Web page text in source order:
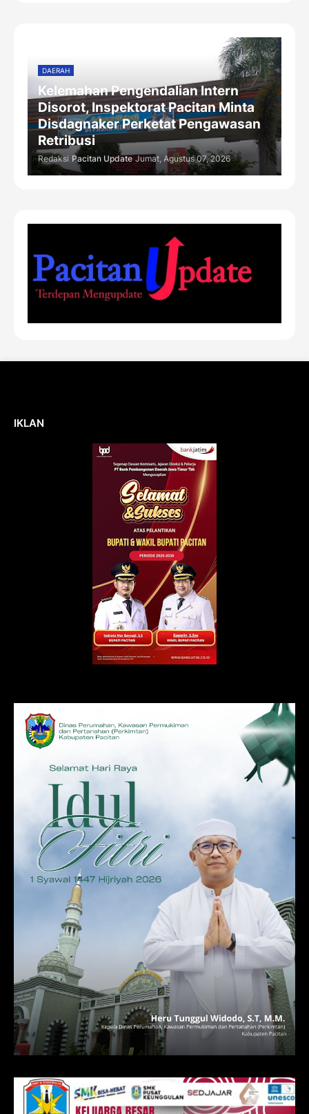
DAERAH
Kelemahan Pengendalian Intern
Disorot, Inspektorat Pacitan Minta
Disdagnaker Perketat Pengawasan
Retribusi
Redaksi Pacitan Update Jumat, Agustus 07, 2026
IKLAN